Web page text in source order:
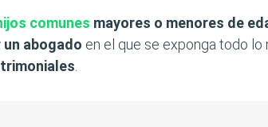
comunes mayores o menores de
abogado en el que se exponga todo lo